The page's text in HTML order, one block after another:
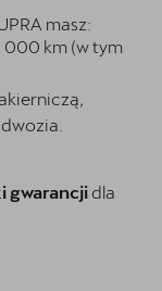
masz:
000 km (w tym
gwarancji dla